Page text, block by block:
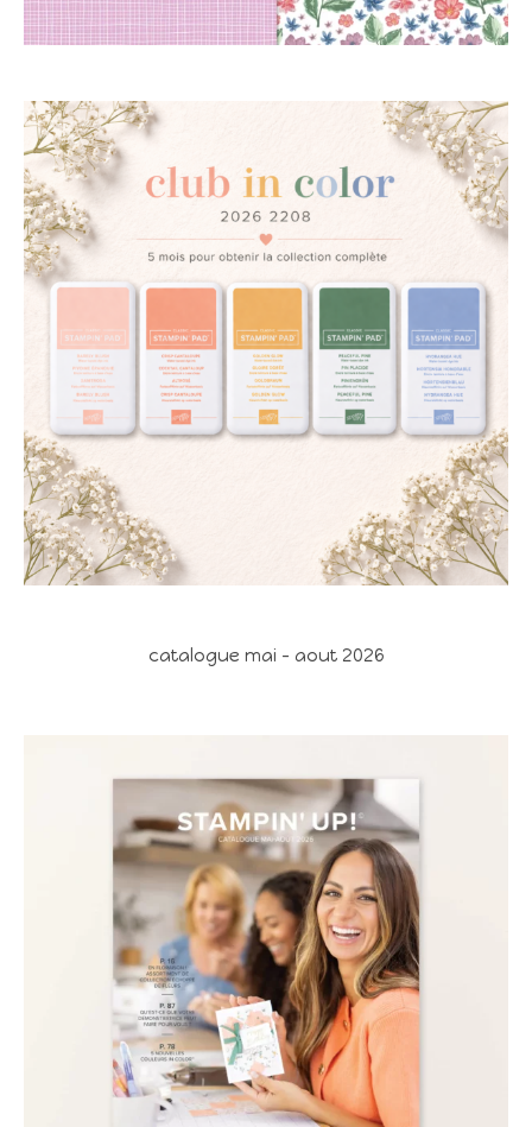
catalogue mai - aout 2026